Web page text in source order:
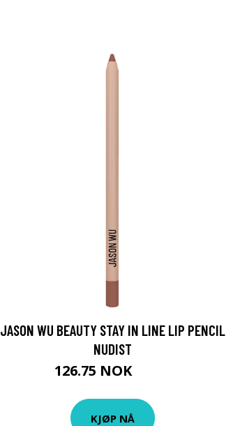
JASON WU BEAUTY STAY IN LINE LIP PENCIL
NUDIST
126.75 NOK
KJØP NÅ